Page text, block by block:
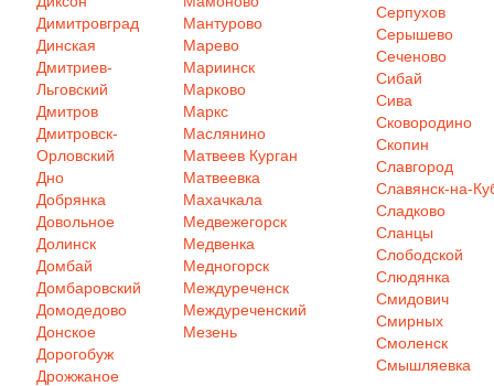
Димитровград
Динская
Дмитриев-
Льговский
Дмитров
Дмитровск-
Орловский
Дно
Добрянка
Довольное
Долинск
Домбай
Домбаровский
Домодедово
Донское
Дорогобуж
Дрожжаное
Мантурово
Марево
Мариинск
Марково
Маркс
Маслянино
Матвеев Курган
Матвеевка
Махачкала
Медвежегорск
Медвенка
Медногорск
Междуреченск
Междуреченский
Мезень
Серпухов
Серышево
Сеченово
Сибай
Сива
Сковородино
Скопин
Славгород
Славянск-на-
Сладково
Сланцы
Слободской
Слюдянка
Смидович
Смирных
Смоленск
Смышляевка